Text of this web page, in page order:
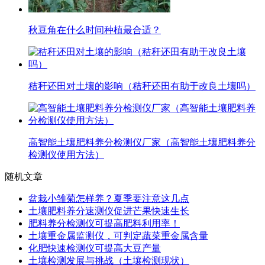
秋豆角在什么时间种植最合适？
秸秆还田对土壤的影响（秸秆还田有助于改良土壤吗）
高智能土壤肥料养分检测仪厂家（高智能土壤肥料养分
检测仪使用方法）
随机文章
盆栽小雏菊怎样养？夏季要注意这几点
土壤肥料养分速测仪促进芒果快速生长
肥料养分检测仪可提高肥料利用率！
土壤重金属监测仪，可判定蔬菜重金属含量
化肥快速检测仪可提高大豆产量
土壤检测发展与挑战（土壤检测现状）